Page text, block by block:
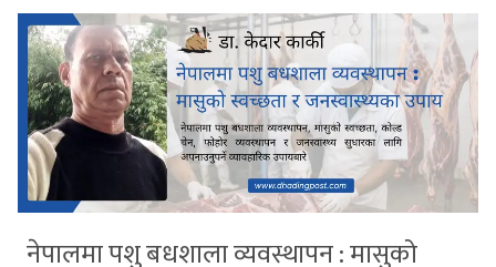
नेपालमा पशु बधशाला व्यवस्थापन : मासुको